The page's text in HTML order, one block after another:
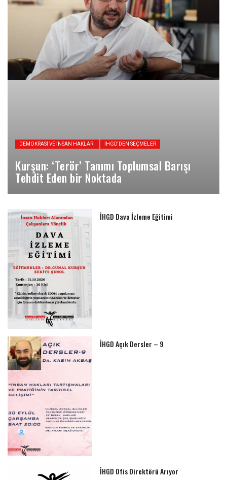
DEMOKRASI VE İNSAN HAKLARI İHGD'DEN SEÇMELER
Kurşun: ‘Terör’ Tanımı Toplumsal Barışı
Tehdit Eden bir Noktada
İHGD Dava İzleme Eğitimi
İHGD Açık Dersler – 9
İHGD Ofis Direktörü Arıyor